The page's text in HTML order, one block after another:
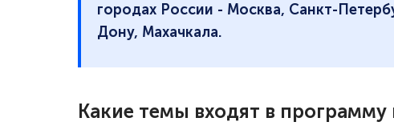
городах России - Москва, Санкт-
Дону, Махачкала.
Какие темы входят в